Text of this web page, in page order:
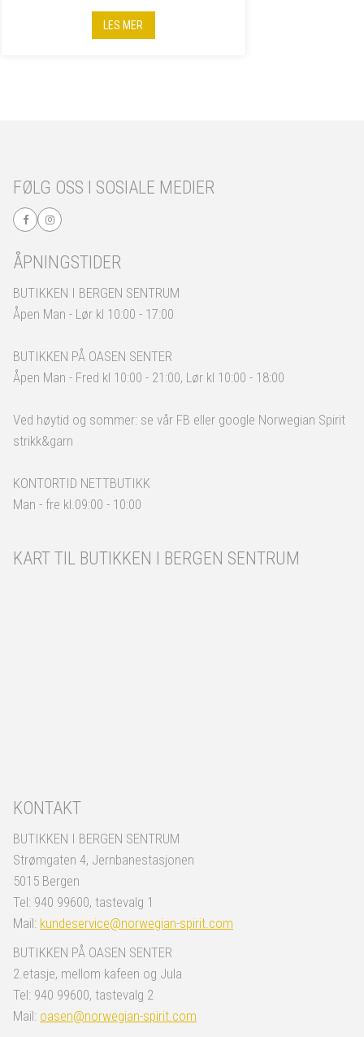
LES MER
FØLG OSS I SOSIALE MEDIER
ÅPNINGSTIDER
BUTIKKEN I BERGEN SENTRUM
Åpen Man - Lør kl 10:00 - 17:00
BUTIKKEN PÅ OASEN SENTER
Åpen Man - Fred kl 10:00 - 21:00, Lør kl 10:00 - 18:00
Ved høytid og sommer: se vår FB eller google Norwegian Spirit
strikk&garn
KONTORTID NETTBUTIKK
Man - fre kl.09:00 - 10:00
KART TIL BUTIKKEN I BERGEN SENTRUM
KONTAKT
BUTIKKEN I BERGEN SENTRUM
Strømgaten 4, Jernbanestasjonen
5015 Bergen
Tel: 940 99600, tastevalg 1
Mail: kundeservice@norwegian-spirit.com
BUTIKKEN PÅ OASEN SENTER
2.etasje, mellom kafeen og Jula
Tel: 940 99600, tastevalg 2
Mail: oasen@norwegian-spirit.com